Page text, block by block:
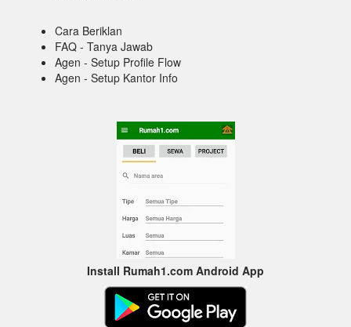
Cara Beriklan
FAQ - Tanya Jawab
Agen - Setup Profile Flow
Agen - Setup Kantor Info
Install Rumah1.com Android App